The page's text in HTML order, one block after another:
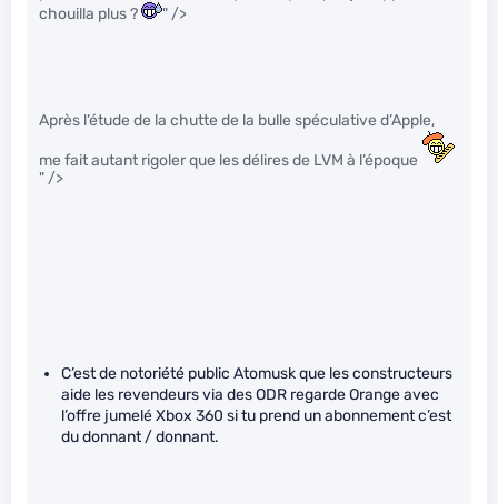
chouilla plus ?
" />
Après l’étude de la chutte de la bulle spéculative d’Apple,
me fait autant rigoler que les délires de LVM à l’époque
" />
C’est de notoriété public Atomusk que les constructeurs
aide les revendeurs via des ODR regarde Orange avec
l’offre jumelé Xbox 360 si tu prend un abonnement c’est
du donnant / donnant.